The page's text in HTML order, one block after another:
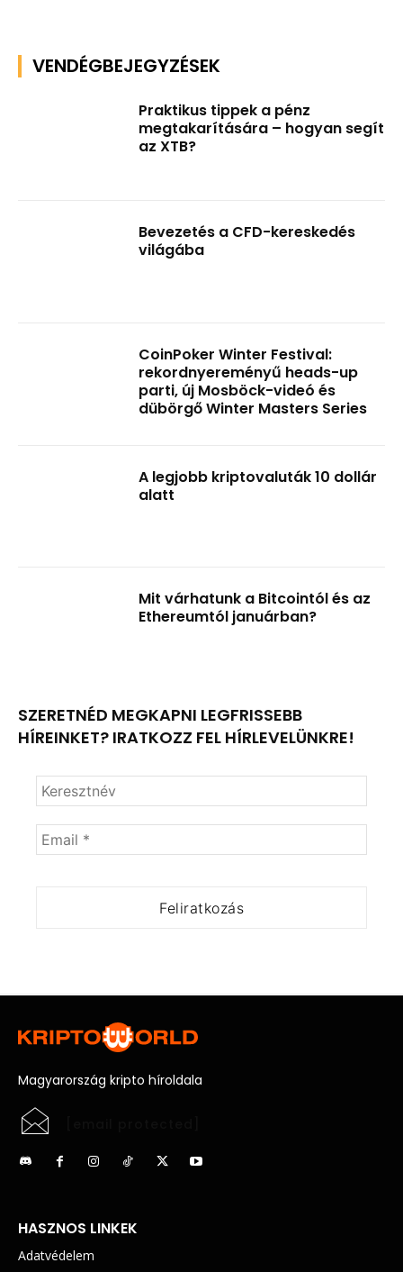
VENDÉGBEJEGYZÉSEK
Praktikus tippek a pénz
megtakarítására – hogyan segít
az XTB?
Bevezetés a CFD-kereskedés
világába
CoinPoker Winter Festival:
rekordnyereményű heads-up
parti, új Mosböck-videó és
dübörgő Winter Masters Series
A legjobb kriptovaluták 10 dollár
alatt
Mit várhatunk a Bitcointól és az
Ethereumtól januárban?
SZERETNÉD MEGKAPNI LEGFRISSEBB
HÍREINKET? IRATKOZZ FEL HÍRLEVELÜNKRE!
Magyarország kripto híroldala
HASZNOS LINKEK
Adatvédelem